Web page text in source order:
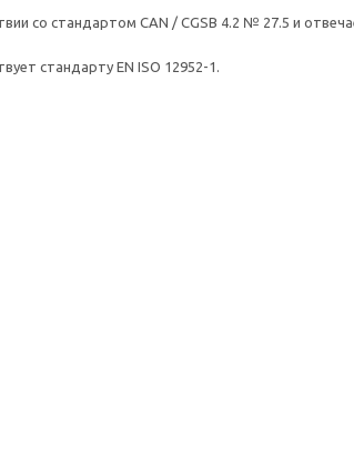
со стандартом CAN / CGSB 4.2 № 27.5 и
стандарту EN ISO 12952-1.